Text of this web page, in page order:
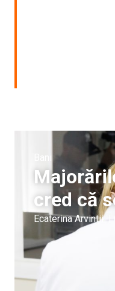
cred că
Ecaterina Arvintii